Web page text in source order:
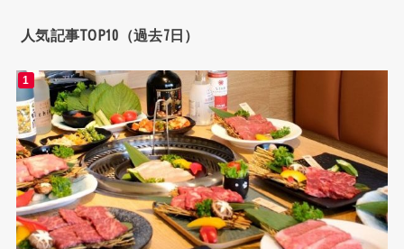
人気記事TOP10（過去7日）